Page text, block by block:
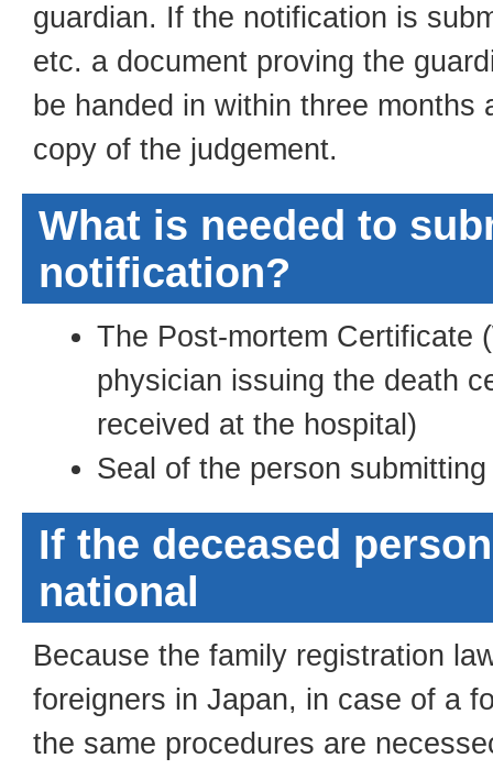
guardian. If the notification is
etc. a document proving the
be handed in within three months
copy of the judgement.
What is needed to
notification?
The Post-mortem Certificate
physician issuing the death
received at the hospital)
Seal of the person
If the deceased
national
Because the family registration
foreigners in Japan, in case of a
the same procedures are